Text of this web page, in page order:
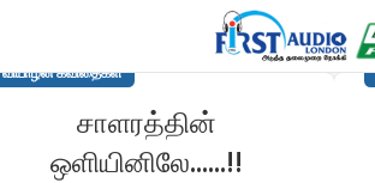
வியாழன் கவிதைகள்
சாளரத்தின்
ஒளியினிலே……!!